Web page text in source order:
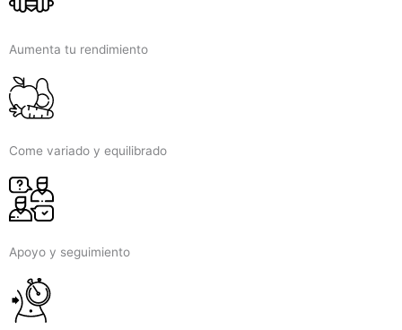
Aumenta tu rendimiento
Come variado y equilibrado
Apoyo y seguimiento